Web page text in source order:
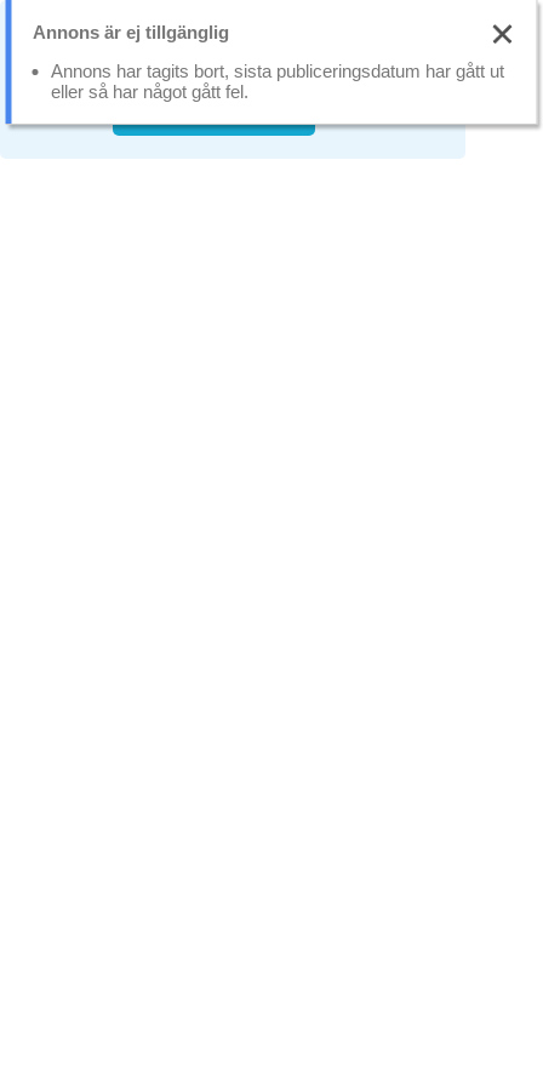
Vi använder oss av cookies som gör att
webbplatsen fungerar bättre.
Läs mer
Annons är ej tillgänglig
Annons har tagits bort, sista publiceringsdatum har gått ut
eller så har något gått fel.